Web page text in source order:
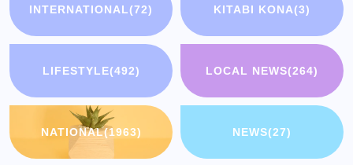
INTERNATIONAL(72) KITABI KONA(3)
LIFESTYLE(492) LOCAL NEWS(264)
NATIONAL(1963) NEWS(27)